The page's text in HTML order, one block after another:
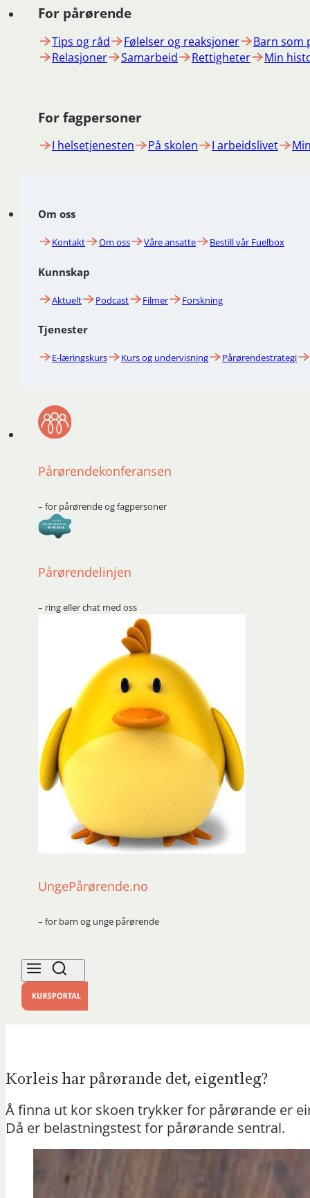
For pårørende
Tips og råd Følelser og reaksjoner
Barn som
Relasjoner
Samarbeid Rettigheter Min
For fagpersoner
I helsetjenesten På skolen I arbeidslivet
Om oss
Kontakt Om oss Våre ansatte Bestill vår Fuelbox
Kunnskap
Aktuelt Podcast Filmer Forskning
Tjenester
E-læringskurs Kurs og undervisning Pårørendestrategi
Pårørendekonferansen
– for pårørende og fagpersoner
Pårørendelinjen
– ring eller chat med oss
UngePårørende.no
– for barn og unge pårørende
Korleis har pårørande det, eigentleg?
Å finna ut kor skoen trykker for pårørande er
Då er belastningstest for pårørande sentral.